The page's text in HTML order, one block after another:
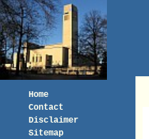
Home
Contact
Disclaimer
Sitemap